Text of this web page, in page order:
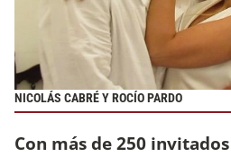
NICOLÁS CABRÉ Y ROCÍO PARDO
Con más de 250